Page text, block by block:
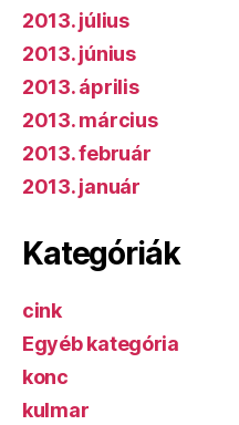
2013. július
2013. június
2013. április
2013. március
2013. február
2013. január
Kategóriák
cink
Egyéb kategória
konc
kulmar